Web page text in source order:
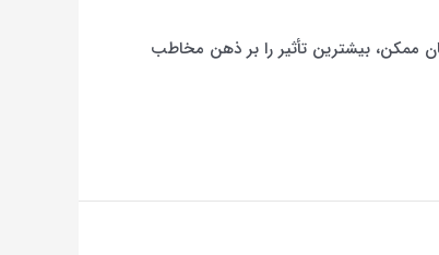
ممکن، بیشترین تأثیر را بر ذهن مخاطب